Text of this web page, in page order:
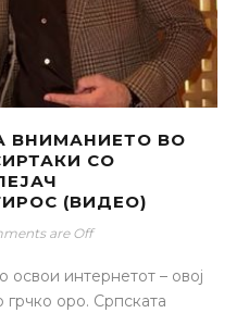
ВНИМАНИЕТО ВО
СО
(ВИДЕО)
are Off
освои интернетот – овој
грчко оро. Српската